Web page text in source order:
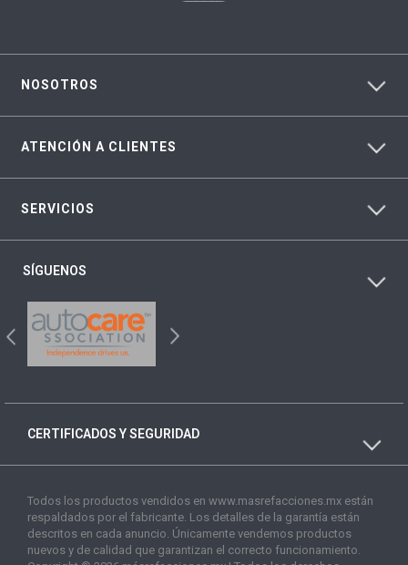
NOSOTROS
ATENCIÓN A CLIENTES
SERVICIOS
SÍGUENOS
CERTIFICADOS Y SEGURIDAD
Todos los productos vendidos en www.masrefacciones.mx están
respaldados por el fabricante. Los detalles de la garantía están
descritos en cada anuncio. Únicamente vendemos productos
nuevos y de calidad que garantizan el correcto funcionamiento.